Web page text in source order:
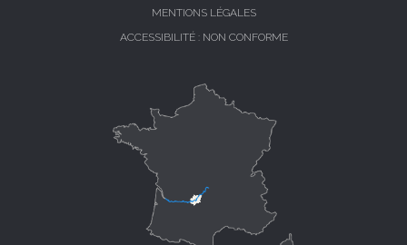
MENTIONS LÉGALES
ACCESSIBILITÉ : NON CONFORME